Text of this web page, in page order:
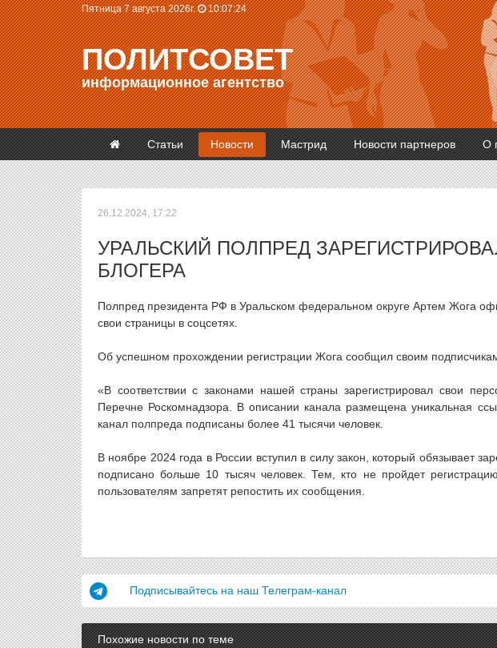
Пятница 7 августа 2026г. 10:07:24
ПОЛИТСОВЕТ
информационное агентство
Статьи Новости Мастрид Новости партнеров О
26.12.2024, 17:22
УРАЛЬСКИЙ ПОЛПРЕД
БЛОГЕРА
Полпред президента РФ в Уральском федеральном округе Артем Жога
свои страницы в соцсетях.
Об успешном прохождении регистрации Жога сообщил своим
«В соответствии с законами нашей страны зарегистрировал свои
Перечне Роскомнадзора. В описании канала размещена уникальная
канал полпреда подписаны более 41 тысячи человек.
В ноябре 2024 года в России вступил в силу закон, который обязывает
подписано больше 10 тысяч человек. Тем, кто не пройдет
пользователям запретят репостить их сообщения.
Подписывайтесь на наш Телеграм-канал
Похожие новости по теме